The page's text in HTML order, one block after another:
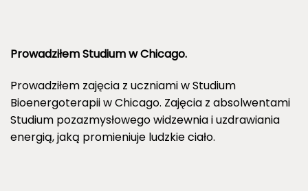
Prowadziłem Studium w Chicago.
Prowadziłem zajęcia z uczniami w Studium
Bioenergoterapii w Chicago. Zajęcia z absolwentami
Studium pozazmysłowego widzewnia i uzdrawiania
energią, jaką promieniuje ludzkie ciało.